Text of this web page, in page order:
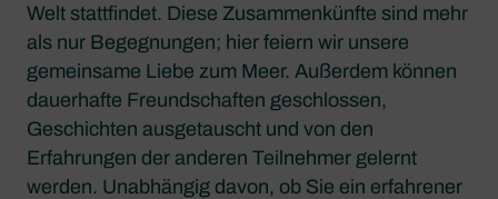
Welt stattfindet. Diese Zusammenkünfte sind mehr
als nur Begegnungen; hier feiern wir unsere
gemeinsame Liebe zum Meer. Außerdem können
dauerhafte Freundschaften geschlossen,
Geschichten ausgetauscht und von den
Erfahrungen der anderen Teilnehmer gelernt
werden. Unabhängig davon, ob Sie ein erfahrener